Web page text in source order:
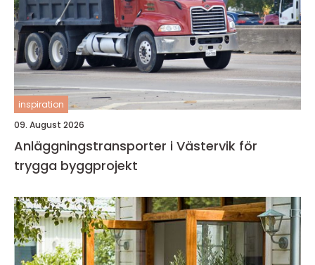
inspiration
09. August 2026
Anläggningstransporter i Västervik för
trygga byggprojekt